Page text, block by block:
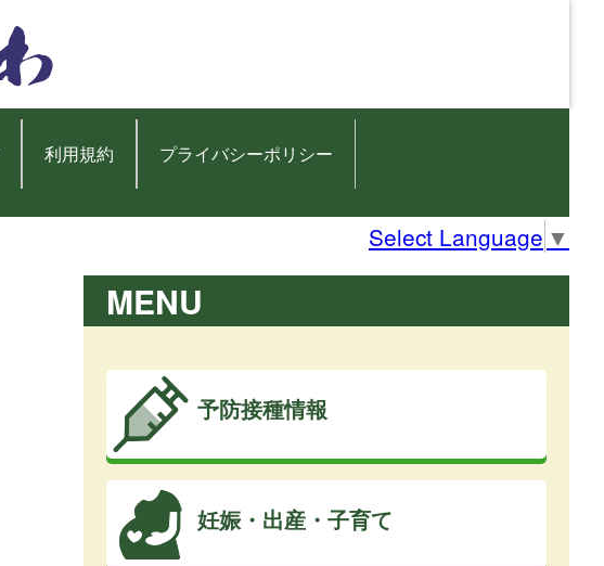
利用規約 プライバシーポリシー
Select Language ▼
MENU
予防接種情報
妊娠・出産・子育て